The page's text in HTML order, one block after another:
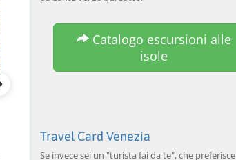
Catalogo escursioni alle
isole
Travel Card Venezia
Se invece sei un "turista fai da te", che preferisce